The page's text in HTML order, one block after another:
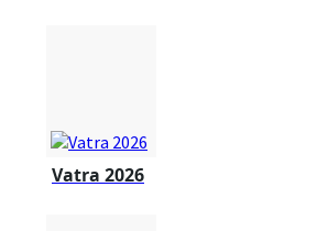
Vatra 2026